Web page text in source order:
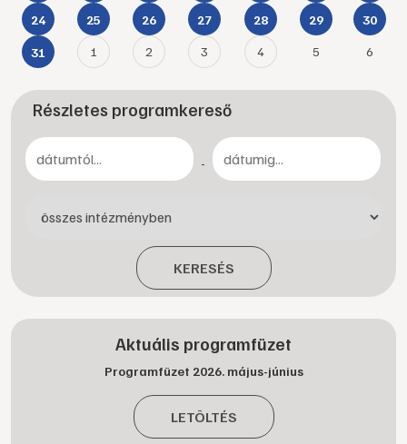
24 25 26 27 28 29 30
31 1 2 3 4 5 6
Részletes programkereső
-
KERESÉS
Aktuális programfüzet
Programfüzet 2026. május-június
LETÖLTÉS